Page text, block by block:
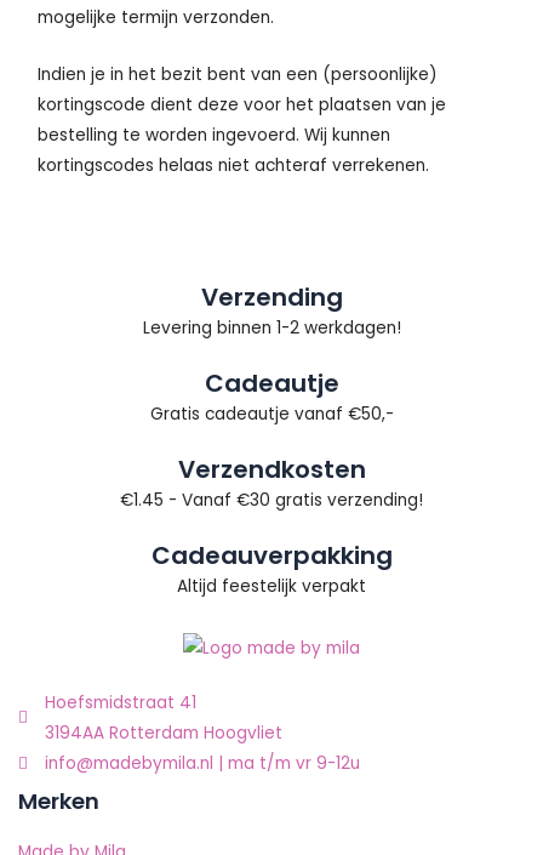
mogelijke termijn verzonden.
Indien je in het bezit bent van een (persoonlijke)
kortingscode dient deze voor het plaatsen van je
bestelling te worden ingevoerd. Wij kunnen
kortingscodes helaas niet achteraf verrekenen.
Verzending
Levering binnen 1-2 werkdagen!
Cadeautje
Gratis cadeautje vanaf €50,-
Verzendkosten
€1.45 - Vanaf €30 gratis verzending!
Cadeauverpakking
Altijd feestelijk verpakt
Hoefsmidstraat 41
3194AA Rotterdam Hoogvliet
info@madebymila.nl | ma t/m vr 9-12u
Merken